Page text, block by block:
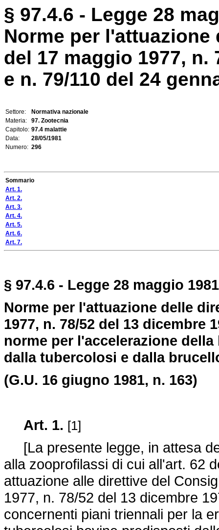
§ 97.4.6 - Legge 28
Norme per l'attuazione
del 17 maggio 1977, n.
e n. 79/110 del 24
Settore:
Normativa nazionale
Materia:
97. Zootecnia
Capitolo: 97.4 malattie
Data:
28/05/1981
Numero: 296
Sommario
Art. 1.
Art. 2.
Art. 3.
Art. 4.
Art. 5.
Art. 6.
Art. 7.
§ 97.4.6 - Legge 28 maggio
Norme per l'attuazione delle
1977, n. 78/52 del 13 dicembre
norme per l'accelerazione
dalla tubercolosi e dalla
(G.U. 16 giugno 1981, n. 163)
Art. 1. [1]
[La presente legge, in attesa
alla zooprofilassi di cui all'art. 62
attuazione alle direttive del
1977, n. 78/52 del 13 dicembre
concernenti piani triennali per la